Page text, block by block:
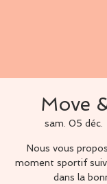
Move
sam. 05 déc.
Nous vous
moment sportif
dans la